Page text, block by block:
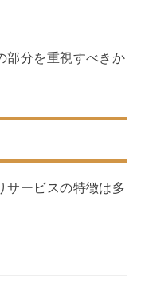
部分を重視すべきか
サービスの特徴は多